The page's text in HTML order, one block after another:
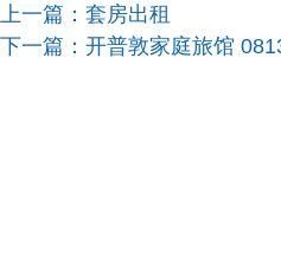
上一篇： 套房出租
下一篇： 开普敦家庭旅馆